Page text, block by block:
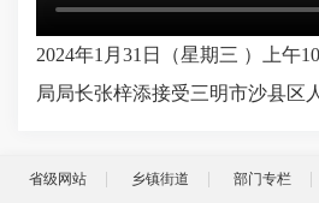
2024年1月31日（星期三 ）上午
局局长张梓添接受三明市沙县区
省级网站 乡镇街道 部门专栏